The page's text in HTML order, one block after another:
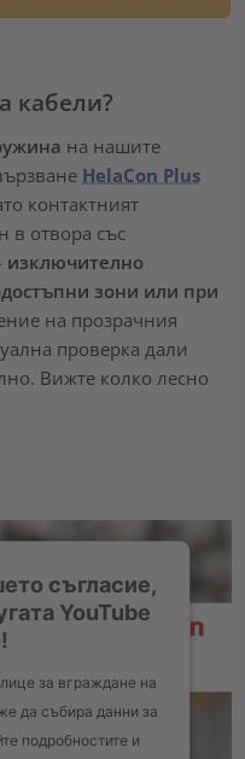
кабели?
на нашите
HelaCon Plus
контактният
в отвора със
изключително
зони или при
на прозрачния
проверка дали
Вижте колко лесно
съгласие,
YouTube
за вграждане на
да събира данни за
подробностите и